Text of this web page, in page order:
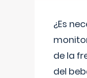
¿Es
de la
del